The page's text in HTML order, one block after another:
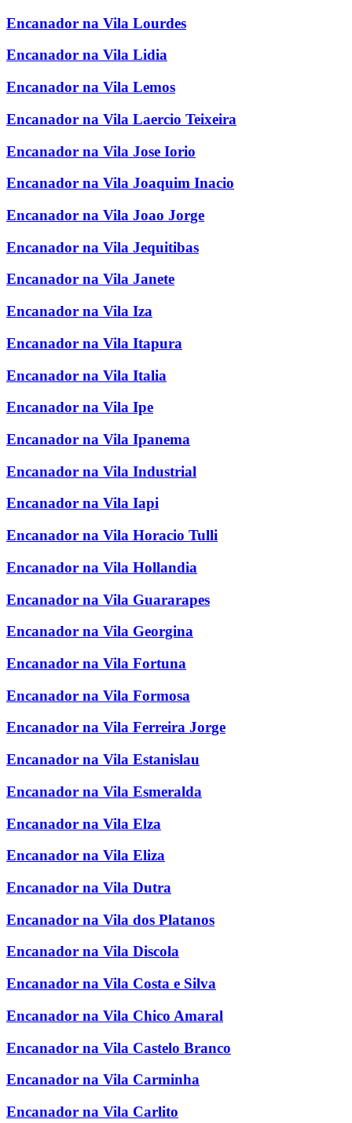
Encanador na Vila Lourdes
Encanador na Vila Lidia
Encanador na Vila Lemos
Encanador na Vila Laercio Teixeira
Encanador na Vila Jose Iorio
Encanador na Vila Joaquim Inacio
Encanador na Vila Joao Jorge
Encanador na Vila Jequitibas
Encanador na Vila Janete
Encanador na Vila Iza
Encanador na Vila Itapura
Encanador na Vila Italia
Encanador na Vila Ipe
Encanador na Vila Ipanema
Encanador na Vila Industrial
Encanador na Vila Iapi
Encanador na Vila Horacio Tulli
Encanador na Vila Hollandia
Encanador na Vila Guararapes
Encanador na Vila Georgina
Encanador na Vila Fortuna
Encanador na Vila Formosa
Encanador na Vila Ferreira Jorge
Encanador na Vila Estanislau
Encanador na Vila Esmeralda
Encanador na Vila Elza
Encanador na Vila Eliza
Encanador na Vila Dutra
Encanador na Vila dos Platanos
Encanador na Vila Discola
Encanador na Vila Costa e Silva
Encanador na Vila Chico Amaral
Encanador na Vila Castelo Branco
Encanador na Vila Carminha
Encanador na Vila Carlito